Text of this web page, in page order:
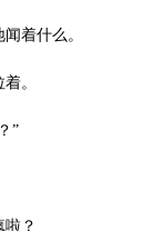
着什么。
。
”
？